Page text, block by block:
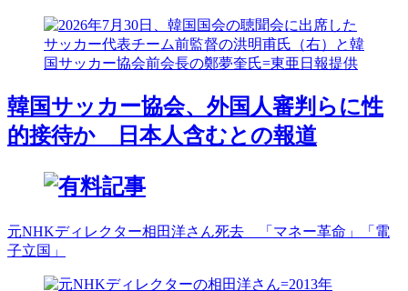
韓国サッカー協会、外国人審判らに性
的接待か 日本人含むとの報道
元NHKディレクター相田洋さん死去 「マネー革命」「電
子立国」